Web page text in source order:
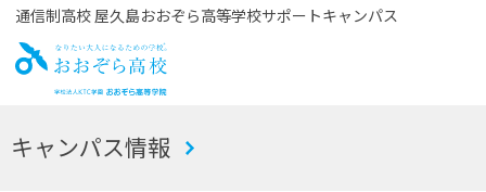
通信制高校 屋久島おおぞら高等学校サポートキャンパス
お
キャンパス情報